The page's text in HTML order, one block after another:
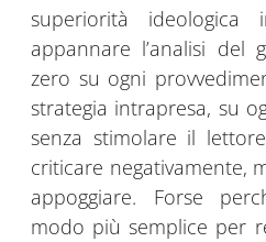
superiorità
appannare l’analisi del
zero su ogni
strategia intrapresa, su
senza stimolare il
criticare negativamente,
appoggiare. Forse
modo più semplice per